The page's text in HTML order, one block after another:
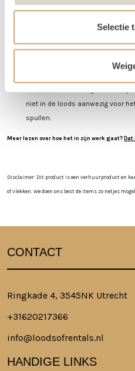
Selectie
Je kunt de items laten bezorgen
na je event mag het weer
jouw bezorgdag/terugbreng dag
daarom heen. Bijvoorbeeld:
niet in de loods aanwezig voor
spullen.
Meer lezen over hoe het in zijn werk gaat?
Disclaimer: Dit product is een verhuurproduct en
of vlekken. We doen ons best de items zo netjes
CONTACT
Ringkade 4, 3545NK Utrecht
+31620217366
info@loodsofrentals.nl
HANDIGE LINKS